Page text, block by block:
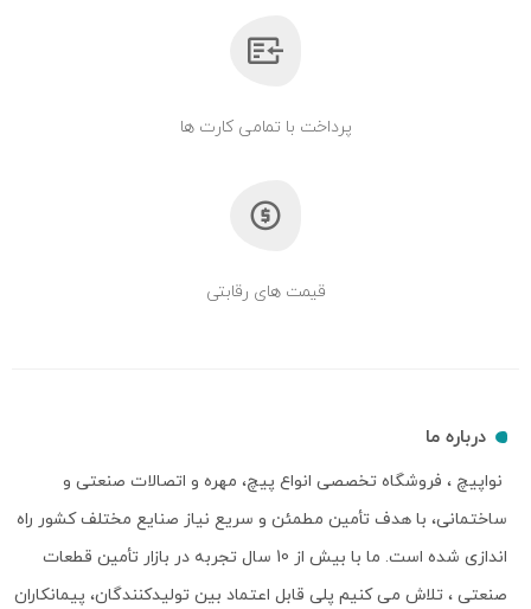
پرداخت با تمامی کارت ها
قیمت های رقابتی
درباره ما
نواپیچ ، فروشگاه تخصصی انواع پیچ، مهره و اتصالات صنعتی و
ساختمانی، با هدف تأمین مطمئن و سریع نیاز صنایع مختلف کشور راه
اندازی شده است. ما با بیش از 10 سال تجربه در بازار تأمین قطعات
صنعتی ، تلاش می کنیم پلی قابل اعتماد بین تولیدکنندگان، پیمانکاران